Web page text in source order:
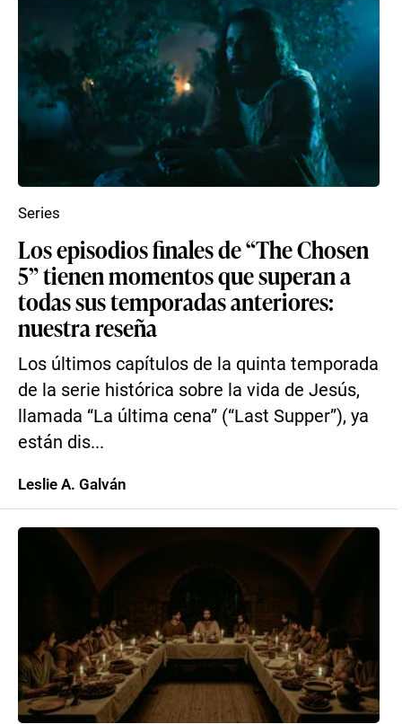
Los episodios finales de “The Chosen
5” tienen momentos que superan a
todas sus temporadas anteriores:
nuestra reseña
Los últimos capítulos de la quinta temporada
de la serie histórica sobre la vida de Jesús,
llamada “La última cena” (“Last Supper”), ya
están dis...
Series
Leslie A. Galván